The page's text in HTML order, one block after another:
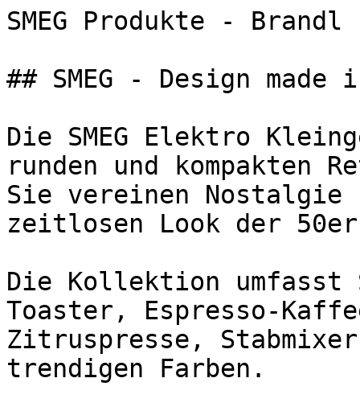
SMEG Produkte -
## SMEG - Design
Die SMEG Elektro
runden und kompakten
Sie vereinen Nostalgie
zeitlosen Look der
Die Kollektion umfasst
Toaster, Espresso-
Zitruspresse, Stabmixer
trendigen Farben.